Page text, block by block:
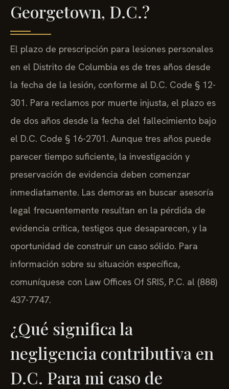
Georgetown, D.C.?
El plazo de prescripción para lesiones personales
en el Distrito de Columbia es de tres años desde
la fecha de la lesión, conforme al D.C. Code § 12-
301. Para reclamos por muerte injusta, el plazo es
de dos años desde la fecha del fallecimiento bajo
el D.C. Code § 16-2701. Aunque tres años puede
parecer tiempo suficiente, la investigación y
preservación de evidencia deben comenzar
inmediatamente. Las demoras en buscar asesoría
legal frecuentemente resultan en la pérdida de
evidencia crítica, testigos que desaparecen, y la
oportunidad de construir un caso sólido. Para
información sobre su situación específica,
comuníquese con Law Offices Of SRIS, P.C. al (888)
437-7747.
¿Qué significa la
negligencia contributiva en
D.C. Para mi caso de